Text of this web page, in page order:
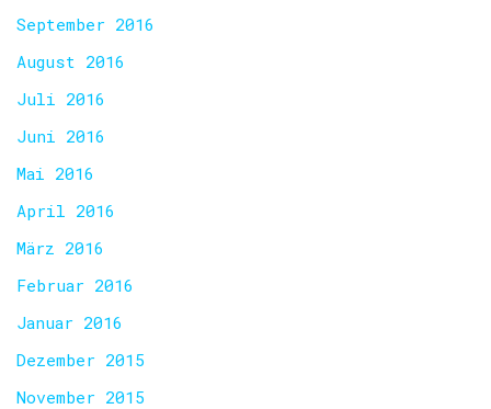
September 2016
August 2016
Juli 2016
Juni 2016
Mai 2016
April 2016
März 2016
Februar 2016
Januar 2016
Dezember 2015
November 2015